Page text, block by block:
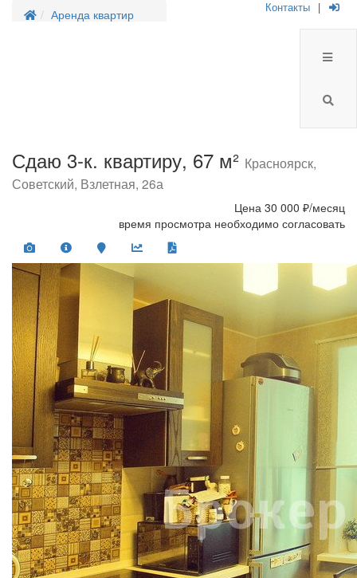
Аренда квартир Контакты |
Сдаю 3-к. квартиру, 67 м² Красноярск,
Советский, Взлетная, 26а
Цена 30 000 ₽/месяц
время просмотра необходимо согласовать